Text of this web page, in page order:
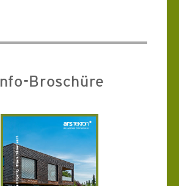
Info-Broschüre